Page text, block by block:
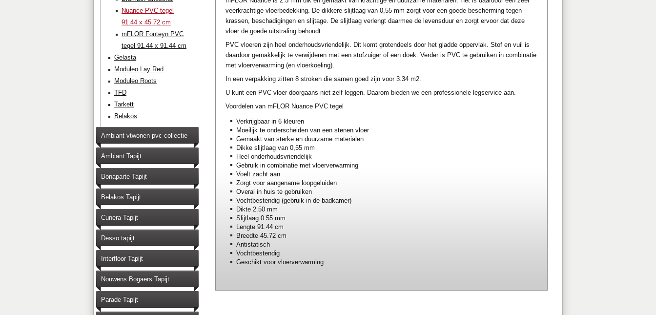
veerkrachtige vloerbedekking. De dikkere slijtlaag van 0,55 mm zorgt voor een goede bescherming tegen
krassen, beschadigingen en slijtage. De slijtlaag verlengt daarmee de levensduur en zorgt ervoor dat deze
vloer de goede uitstraling behoudt.
PVC vloeren zijn heel onderhoudsvriendelijk. Dit komt grotendeels door het gladde oppervlak. Stof en vuil is
daardoor gemakkelijk te verwijderen met een stofzuiger of een doek. Verder is PVC te gebruiken in combinatie
met vloerverwarming (en vloerkoeling).
In een verpakking zitten 8 stroken die samen goed zijn voor 3.34 m2.
U kunt een PVC vloer doorgaans niet zelf leggen. Daarom bieden we een professionele legservice aan.
Voordelen van mFLOR Nuance PVC tegel
Verkrijgbaar in 6 kleuren
Moeilijk te onderscheiden van een stenen vloer
Gemaakt van sterke en duurzame materialen
Dikke slijtlaag van 0,55 mm
Heel onderhoudsvriendelijk
Gebruik in combinatie met vloerverwarming
Voelt zacht aan
Zorgt voor aangename loopgeluiden
Overal in huis te gebruiken
Vochtbestendig (gebruik in de badkamer)
Dikte 2.50 mm
Slijtlaag 0.55 mm
Lengte 91.44 cm
Breedte 45.72 cm
Antistatisch
Vochtbestendig
Geschikt voor vloerverwarming
Nuance PVC tegel
91.44 x 45.72 cm
mFLOR Fonteyn PVC
tegel 91.44 x 91.44 cm
Gelasta
Moduleo Lay Red
Moduleo Roots
TFD
Tarkett
Belakos
Ambiant vtwonen pvc collectie
Ambiant Tapijt
Bonaparte Tapijt
Belakos Tapijt
Cunera Tapijt
Desso tapijt
Interfloor Tapijt
Nouwens Bogaers Tapijt
Parade Tapijt